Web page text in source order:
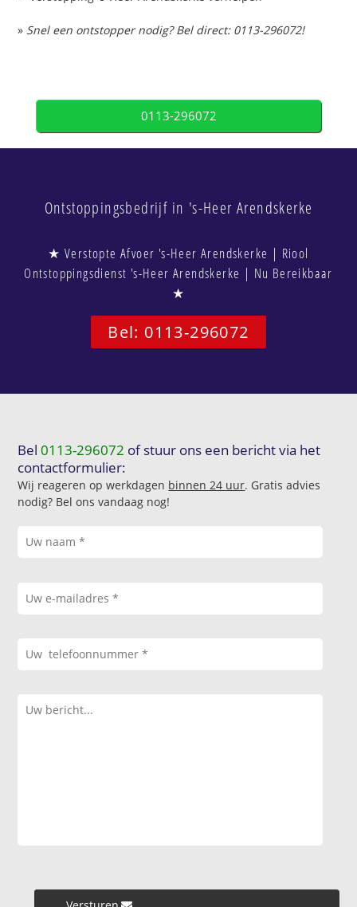
» Snel een ontstopper nodig? Bel direct: 0113-296072!
0113-296072
Ontstoppingsbedrijf in 's-Heer Arendskerke
★ Verstopte Afvoer 's-Heer Arendskerke | Riool
Ontstoppingsdienst 's-Heer Arendskerke | Nu Bereikbaar
★
Bel: 0113-296072
Bel0113-296072 of stuur ons een bericht via het
contactformulier:
Wij reageren op werkdagen binnen 24 uur. Gratis advies
nodig? Bel ons vandaag nog!